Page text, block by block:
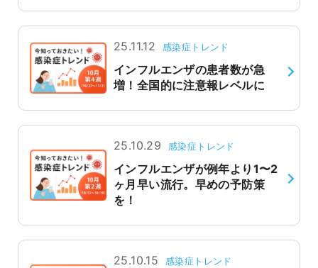
25.11.12 感染症トレンド
インフルエンザの患者数が急
増！全国的に注意報レベルに
25.10.29 感染症トレンド
インフルエンザが例年より1〜2
ヶ月早い流行。早めの予防策
を！
25.10.15 感染症トレンド